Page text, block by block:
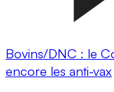
Bovins/DNC : le
encore les anti-vax